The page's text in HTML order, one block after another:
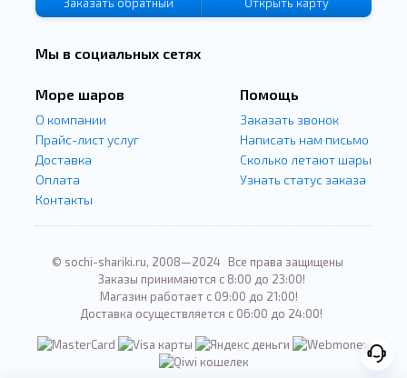
Мы в социальных сетях
Море шаров
О компании
Прайс-лист услуг
Доставка
Оплата
Контакты
Помощь
Заказать звонок
Написать нам письмо
Сколько летают шары
Узнать статус заказа
© sochi-shariki.ru, 2008—2024 Все права защищены
Заказы принимаются с 8:00 до 23:00!
Магазин работает с 09:00 до 21:00!
Доставка осуществляется с 06:00 до 24:00!